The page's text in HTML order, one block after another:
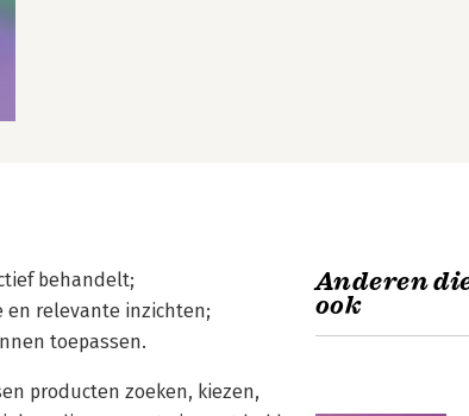
behandelt;
en relevante inzichten;
toepassen.
producten zoeken, kiezen,
Anderen
ook